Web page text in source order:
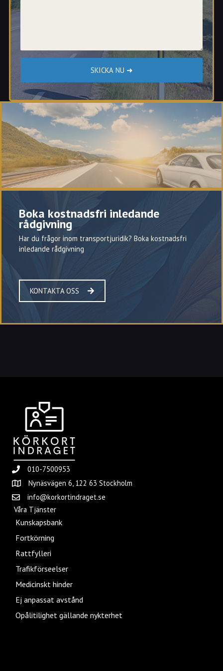
Boka kostnadsfri inledande
rådgivning
Har du frågor inom transportjuridik? Boka kostnadsfri
inledande rådgivning
KONTAKTA OSS
010-7500953
Nynäsvägen 6, 122 63 Stockholm
info@korkortindraget.se
Våra Tjänster
Kunskapsbank
Fortkörning
Rattfylleri
Trafikförseelser
Medicinskt hinder
Ej anpassat avstånd
Opålitilighet gällande nykterhet